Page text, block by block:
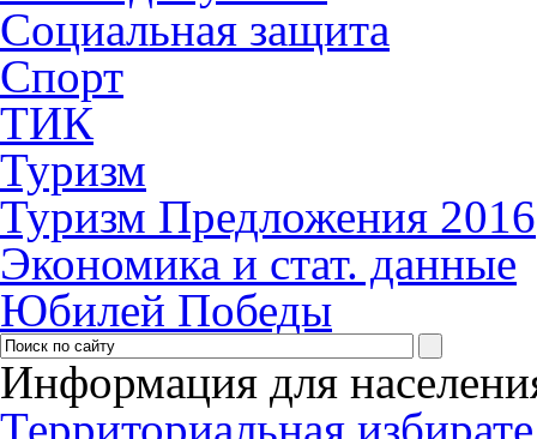
Социальная защита
Спорт
ТИК
Туризм
Туризм Предложения 2016
Экономика и стат. данные
Юбилей Победы
Информация для